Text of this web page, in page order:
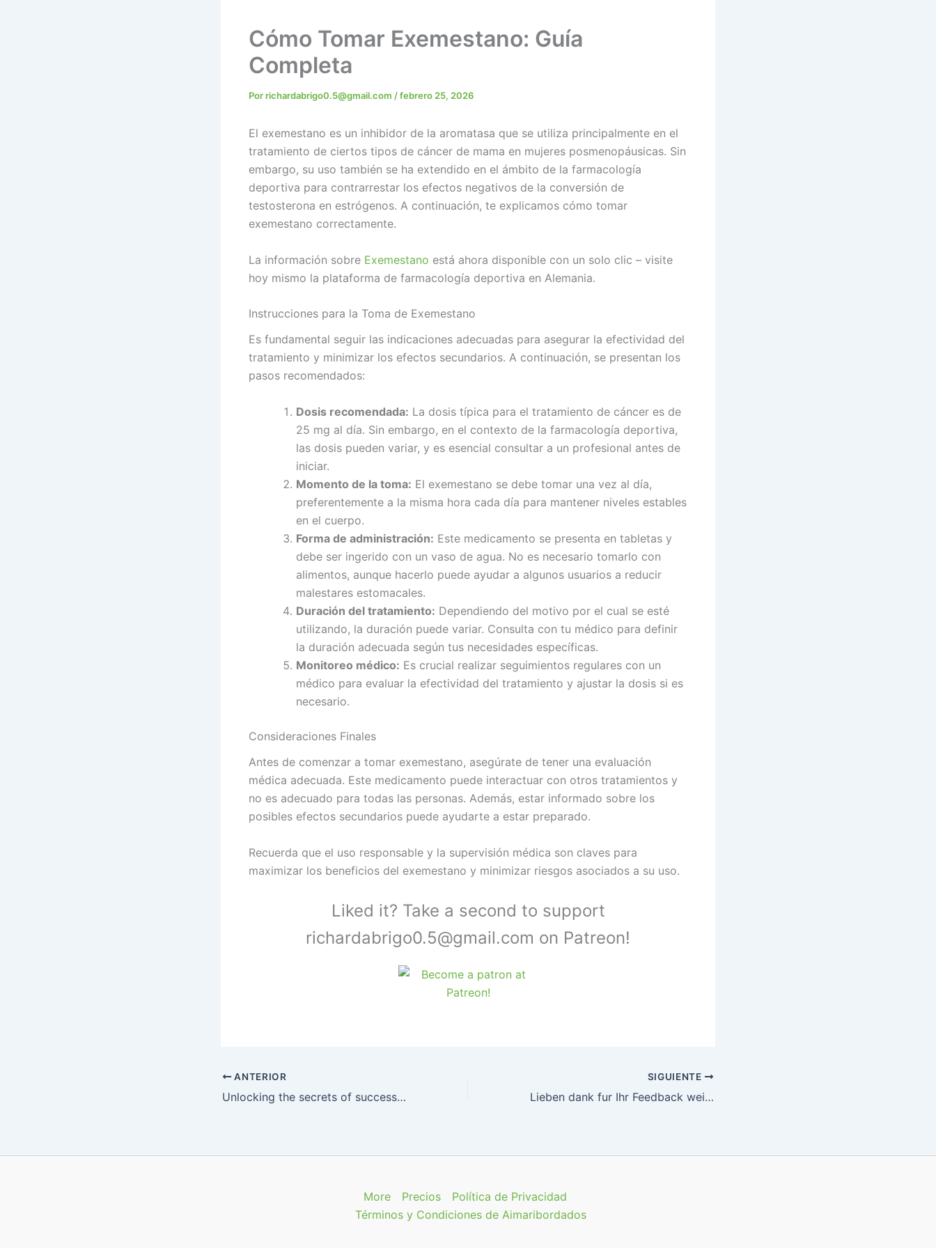
Cómo Tomar Exemestano: Guía
Completa
Porrichardabrigo0.5@gmail.com /febrero 25, 2026
El exemestano es un inhibidor de la aromatasa que se utiliza principalmente en el
tratamiento de ciertos tipos de cáncer de mama en mujeres posmenopáusicas. Sin
embargo, su uso también se ha extendido en el ámbito de la farmacología
deportiva para contrarrestar los efectos negativos de la conversión de
testosterona en estrógenos. A continuación, te explicamos cómo tomar
exemestano correctamente.
La información sobre Exemestano está ahora disponible con un solo clic – visite
hoy mismo la plataforma de farmacología deportiva en Alemania.
Instrucciones para la Toma de Exemestano
Es fundamental seguir las indicaciones adecuadas para asegurar la efectividad del
tratamiento y minimizar los efectos secundarios. A continuación, se presentan los
pasos recomendados:
Dosis recomendada: La dosis típica para el tratamiento de cáncer es de
25 mg al día. Sin embargo, en el contexto de la farmacología deportiva,
las dosis pueden variar, y es esencial consultar a un profesional antes de
iniciar.
Momento de la toma: El exemestano se debe tomar una vez al día,
preferentemente a la misma hora cada día para mantener niveles estables
en el cuerpo.
Forma de administración: Este medicamento se presenta en tabletas y
debe ser ingerido con un vaso de agua. No es necesario tomarlo con
alimentos, aunque hacerlo puede ayudar a algunos usuarios a reducir
malestares estomacales.
Duración del tratamiento: Dependiendo del motivo por el cual se esté
utilizando, la duración puede variar. Consulta con tu médico para definir
la duración adecuada según tus necesidades específicas.
Monitoreo médico: Es crucial realizar seguimientos regulares con un
médico para evaluar la efectividad del tratamiento y ajustar la dosis si es
necesario.
Consideraciones Finales
Antes de comenzar a tomar exemestano, asegúrate de tener una evaluación
médica adecuada. Este medicamento puede interactuar con otros tratamientos y
no es adecuado para todas las personas. Además, estar informado sobre los
posibles efectos secundarios puede ayudarte a estar preparado.
Recuerda que el uso responsable y la supervisión médica son claves para
maximizar los beneficios del exemestano y minimizar riesgos asociados a su uso.
Liked it? Take a second to support
richardabrigo0.5@gmail.com on Patreon!
ANTERIOR
Unlocking the secrets of successful casino strategies for new players
SIGUIENTE
Lieben dank fur Ihr Feedback weiters zu diesem zweck, wirklich so Die leser Ihre Erfahrungen mit mir teilen
More Precios
Política de Privacidad
Términos y Condiciones de Aimaribordados